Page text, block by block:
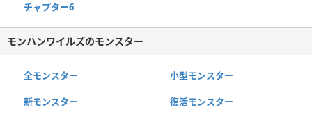
チャプター6
モンハンワイルズのモンスター
全モンスター 小型モンスター
新モンスター 復活モンスター